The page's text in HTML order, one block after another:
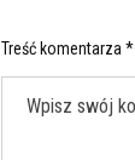
Treść komentarza *